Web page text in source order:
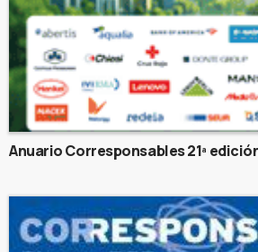
Anuario Corresponsables 21ª